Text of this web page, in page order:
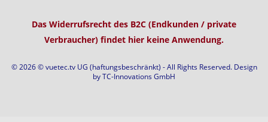
Das Widerrufsrecht des B2C (Endkunden / private
Verbraucher) findet hier keine Anwendung.
© 2026 © vuetec.tv UG (haftungsbeschränkt) - All Rights Reserved. Design
byTC-Innovations GmbH